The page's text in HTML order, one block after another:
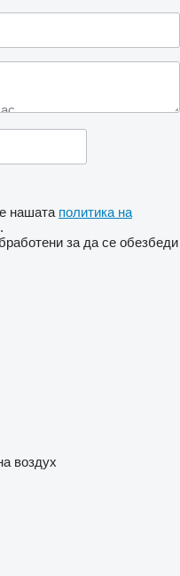
нашата политика на
.
за да се обезбеди
воздух